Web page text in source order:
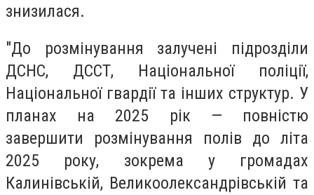
знизилася.
"До розмінування залучені підрозділи
ДСНС, ДССТ, Національної поліції,
Національної гвардії та інших структур. У
планах на 2025 рік — повністю
завершити розмінування полів до літа
2025 року, зокрема у громадах
Калинівській, Великоолександрівській та